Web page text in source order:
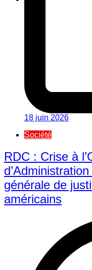
18 juin 2026
Société
RDC : Crise à
générale de
américains